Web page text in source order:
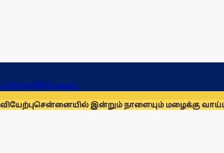
தமிழ்நாடுஇந்தியாஉலகம்
சென்னையில் இன்றும் நாளையும் மழைக்கு வாய்ப்பு